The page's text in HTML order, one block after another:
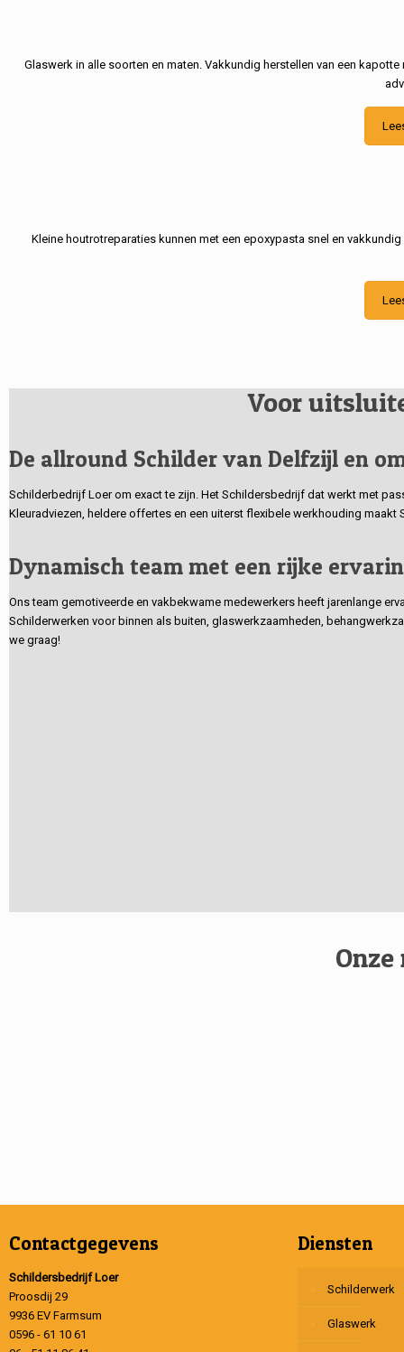
Glaswerk in alle soorten en maten. Vakkundig herstellen van een
Kleine houtrotreparaties kunnen met een epoxypasta snel en
Voor
De allround Schilder van Delfzijl en
Schilderbedrijf Loer om exact te zijn. Het Schildersbedrijf dat werkt met
Kleuradviezen, heldere offertes en een uiterst flexibele werkhouding
Dynamisch team met een rijke
Ons team gemotiveerde en vakbekwame medewerkers heeft jarenlange
Schilderwerken voor binnen als buiten, glaswerkzaamheden,
we graag!
Contactgegevens
Schildersbedrijf Loer
Proosdij 29
9936 EV Farmsum
0596 - 61 10 61
Diensten
Schilderwerk
Glaswerk